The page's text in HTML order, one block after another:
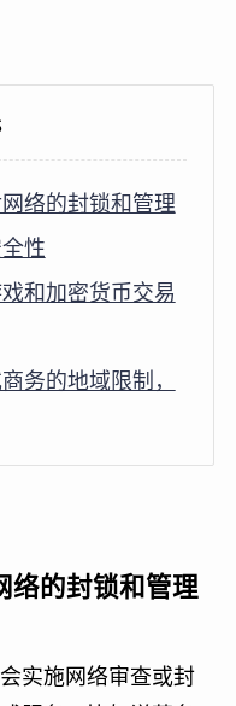
络的封锁和管理
性
和加密货币交易
务的地域限制，
络的封锁和管理
实施网络审查或封